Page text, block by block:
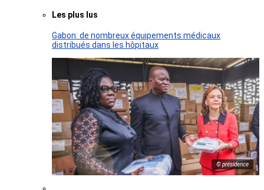
Les plus lus
Gabon: de nombreux équipements médicaux
distribués dans les hôpitaux
© présidence